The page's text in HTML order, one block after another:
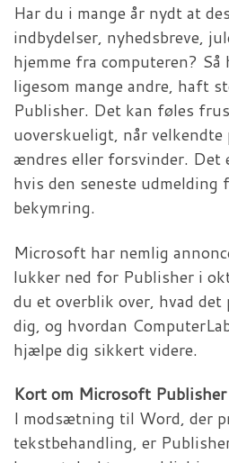
Har du i mange år nydt at
indbydelser, nyhedsbreve,
hjemme fra computeren? Så
ligesom mange andre, haft
Publisher. Det kan føles
uoverskueligt, når velkendte
ændres eller forsvinder.
hvis den seneste
bekymring.
Microsoft har nemlig
lukker ned for Publisher i
du et overblik over, hvad
dig, og hvordan
hjælpe dig sikkert videre.
Kort om Microsoft Publisher
I modsætning til Word, der
tekstbehandling, er